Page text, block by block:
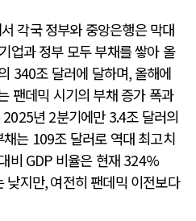
각국 정부와 중앙은행은 막대
업과 정부 모두 부채를 쌓아 올
340조 달러에 달하며, 올해에
팬데믹 시기의 부채 증가 폭과
2025년 2분기에만 3.4조 달러의
채는 109조 달러로 역대 최고치
비 GDP 비율은 현재 324%
낮지만,여전히 팬데믹 이전보다